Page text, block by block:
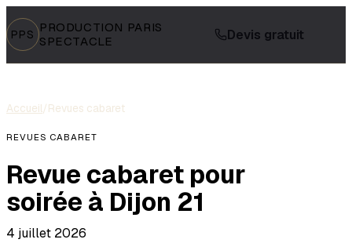
PPS PRODUCTION PARIS
SPECTACLE
Devis gratuit
Accueil/Revues cabaret
REVUES CABARET
Revue cabaret pour
soirée à Dijon 21
4 juillet 2026